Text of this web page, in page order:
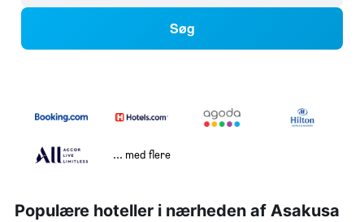
Søg
... med flere
Populære hoteller i nærheden af Asakusa